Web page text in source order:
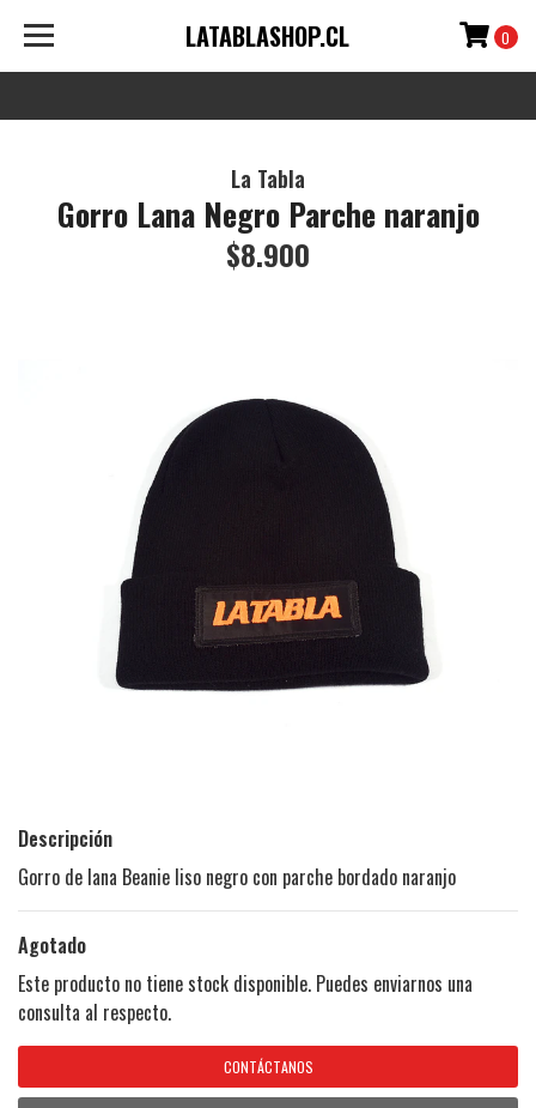
LATABLASHOP.CL 0
La Tabla
Gorro Lana Negro Parche naranjo
$8.900
Descripción
Gorro de lana Beanie liso negro con parche bordado naranjo
Agotado
Este producto no tiene stock disponible. Puedes enviarnos una
consulta al respecto.
CONTÁCTANOS